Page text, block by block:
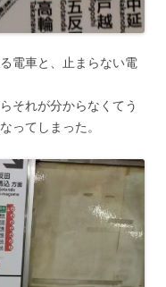
電車と、止まらない電
それが分からなくてう
ってしまった。